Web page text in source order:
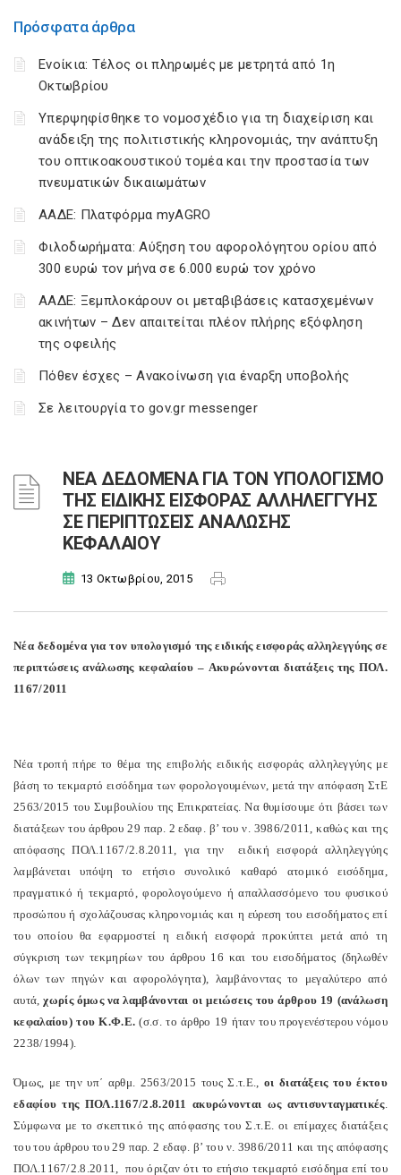
Πρόσφατα άρθρα
Ενοίκια: Τέλος οι πληρωμές με μετρητά από 1η
Οκτωβρίου
Υπερψηφίσθηκε το νομοσχέδιο για τη διαχείριση και
ανάδειξη της πολιτιστικής κληρονομιάς, την ανάπτυξη
του οπτικοακουστικού τομέα και την προστασία των
πνευματικών δικαιωμάτων
ΑΑΔΕ: Πλατφόρμα myAGRO
Φιλοδωρήματα: Αύξηση του αφορολόγητου ορίου από
300 ευρώ τον μήνα σε 6.000 ευρώ τον χρόνο
ΑΑΔΕ: Ξεμπλοκάρουν οι μεταβιβάσεις κατασχεμένων
ακινήτων – Δεν απαιτείται πλέον πλήρης εξόφληση
της οφειλής
Πόθεν έσχες – Ανακοίνωση για έναρξη υποβολής
Σε λειτουργία το gov.gr messenger
ΝΕΑ ΔΕΔΟΜΕΝΑ ΓΙΑ ΤΟΝ ΥΠΟΛΟΓΙΣΜΟ
ΤΗΣ ΕΙΔΙΚΗΣ ΕΙΣΦΟΡΑΣ ΑΛΛΗΛΕΓΓΥΗΣ
ΣΕ ΠΕΡΙΠΤΩΣΕΙΣ ΑΝΑΛΩΣΗΣ
ΚΕΦΑΛΑΙΟΥ
13 Οκτωβρίου, 2015
Νέα δεδομένα για τον υπολογισμό της ειδικής εισφοράς αλληλεγγύης σε
περιπτώσεις ανάλωσης κεφαλαίου – Ακυρώνονται διατάξεις της ΠΟΛ.
1167/2011
Νέα τροπή πήρε το θέμα της επιβολής ειδικής εισφοράς αλληλεγγύης με
βάση το τεκμαρτό εισόδημα των φορολογουμένων, μετά την απόφαση ΣτΕ
2563/2015 του Συμβουλίου της Επικρατείας. Να θυμίσουμε ότι βάσει των
διατάξεων του άρθρου 29 παρ. 2 εδαφ. β’ του ν. 3986/2011, καθώς και της
απόφασης ΠΟΛ.1167/2.8.2011, για την ειδική εισφορά αλληλεγγύης
λαμβάνεται υπόψη το ετήσιο συνολικό καθαρό ατομικό εισόδημα,
πραγματικό ή τεκμαρτό, φορολογούμενο ή απαλλασσόμενο του φυσικού
προσώπου ή σχολάζουσας κληρονομιάς και η εύρεση του εισοδήματος επί
του οποίου θα εφαρμοστεί η ειδική εισφορά προκύπτει μετά από τη
σύγκριση των τεκμηρίων του άρθρου 16 και του εισοδήματος (δηλωθέν
όλων των πηγών και αφορολόγητα), λαμβάνοντας το μεγαλύτερο από
αυτά,χωρίς όμως να λαμβάνονται οι μειώσεις του άρθρου 19 (ανάλωση
κεφαλαίου) του Κ.Φ.Ε.(σ.σ. το άρθρο 19 ήταν του προγενέστερου νόμου
2238/1994).
Όμως, με την υπ΄ αρθμ. 2563/2015 τους Σ.τ.Ε., οι διατάξεις του έκτου
εδαφίου της ΠΟΛ.1167/2.8.2011 ακυρώνονται ως αντισυνταγματικές.
Σύμφωνα με το σκεπτικό της απόφασης του Σ.τ.Ε. οι επίμαχες διατάξεις
του του άρθρου του 29 παρ. 2 εδαφ. β’ του ν. 3986/2011 και της απόφασης
ΠΟΛ.1167/2.8.2011, που όριζαν ότι το ετήσιο τεκμαρτό εισόδημα επί του